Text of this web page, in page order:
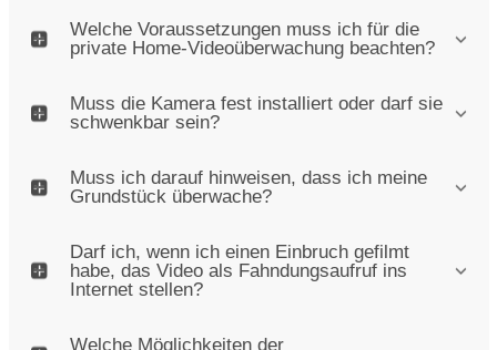
Welche Voraussetzungen muss ich für die
private Home-Videoüberwachung beachten?
Muss die Kamera fest installiert oder darf sie
schwenkbar sein?
Muss ich darauf hinweisen, dass ich meine
Grundstück überwache?
Darf ich, wenn ich einen Einbruch gefilmt
habe, das Video als Fahndungsaufruf ins
Internet stellen?
Welche Möglichkeiten der